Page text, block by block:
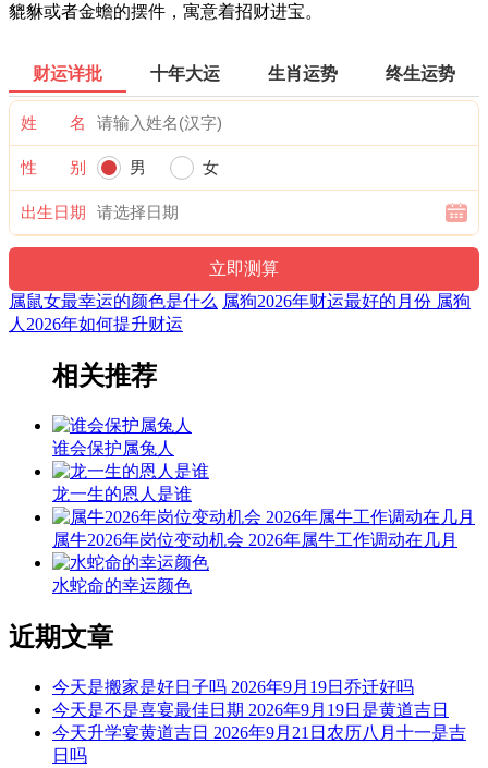
貔貅或者金蟾的摆件，寓意着招财进宝。
财运详批 十年大运 生肖运势 终生运势
姓 名
性 别 男 女
出生日期
属鼠女最幸运的颜色是什么 属狗2026年财运最好的月份 属狗
人2026年如何提升财运
相关推荐
谁会保护属兔人
龙一生的恩人是谁
属牛2026年岗位变动机会 2026年属牛工作调动在几月
水蛇命的幸运颜色
近期文章
今天是搬家是好日子吗 2026年9月19日乔迁好吗
今天是不是喜宴最佳日期 2026年9月19日是黄道吉日
今天升学宴黄道吉日 2026年9月21日农历八月十一是吉
日吗